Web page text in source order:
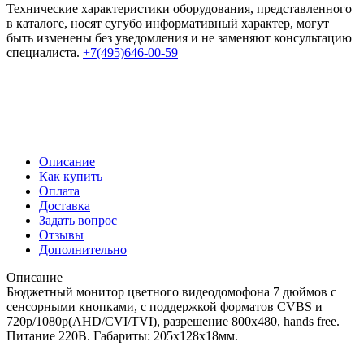
Технические характеристики оборудования, представленного
в каталоге, носят сугубо информативный характер, могут
быть изменены без уведомления и не заменяют консультацию
специалиста. +7(495)646-00-59
Описание
Как купить
Оплата
Доставка
Задать вопрос
Отзывы
Дополнительно
Описание
Бюджетный монитор цветного видеодомофона 7 дюймов с
сенсорными кнопками, с поддержкой форматов CVBS и
720p/1080p(AHD/CVI/TVI), разрешение 800х480, hands free.
Питание 220В. Габариты: 205х128х18мм.